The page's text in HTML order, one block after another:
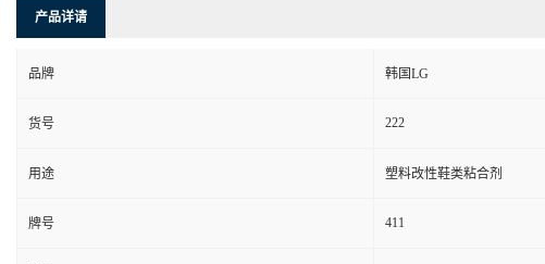
产品详请
品牌 韩国LG
货号 222
用途 塑料改性鞋类粘合剂
牌号 411